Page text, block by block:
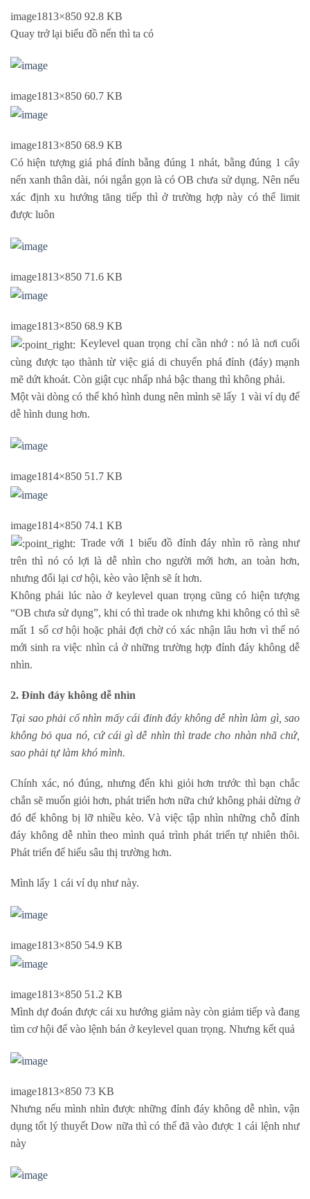
image1813×850 92.8 KB
Quay trở lại biểu đồ nến thì ta có
image1813×850 60.7 KB
image1813×850 68.9 KB
Có hiện tượng giá phá đỉnh bằng đúng 1 nhát, bằng đúng 1 cây
nến xanh thân dài, nói ngắn gọn là có OB chưa sử dụng. Nên nếu
xác định xu hướng tăng tiếp thì ở trường hợp này có thể limit
được luôn
image1813×850 71.6 KB
image1813×850 68.9 KB
Keylevel quan trọng chỉ cần nhớ : nó là nơi cuối
cùng được tạo thành từ việc giá di chuyển phá đỉnh (đáy) mạnh
mẽ dứt khoát. Còn giật cục nhấp nhả bậc thang thì không phải.
Một vài dòng có thể khó hình dung nên mình sẽ lấy 1 vài ví dụ để
dễ hình dung hơn.
image1814×850 51.7 KB
image1814×850 74.1 KB
Trade với 1 biểu đồ đỉnh đáy nhìn rõ ràng như
trên thì nó có lợi là dễ nhìn cho người mới hơn, an toàn hơn,
nhưng đổi lại cơ hội, kèo vào lệnh sẽ ít hơn.
Không phải lúc nào ở keylevel quan trọng cũng có hiện tượng
“OB chưa sử dụng”, khi có thì trade ok nhưng khi không có thì sẽ
mất 1 số cơ hội hoặc phải đợi chờ có xác nhận lâu hơn vì thế nó
mới sinh ra việc nhìn cả ở những trường hợp đỉnh đáy không dễ
nhìn.
2. Đỉnh đáy không dễ nhìn
Tại sao phải cố nhìn mấy cái đỉnh đáy không dễ nhìn làm gì, sao
không bỏ qua nó, cứ cái gì dễ nhìn thì trade cho nhàn nhã chứ,
sao phải tự làm khó mình.
Chính xác, nó đúng, nhưng đến khi giỏi hơn trước thì bạn chắc
chắn sẽ muốn giỏi hơn, phát triển hơn nữa chứ không phải dừng ở
đó để không bị lỡ nhiều kèo. Và việc tập nhìn những chỗ đỉnh
đáy không dễ nhìn theo mình quá trình phát triển tự nhiên thôi.
Phát triển để hiểu sâu thị trường hơn.
Mình lấy 1 cái ví dụ như này.
image1813×850 54.9 KB
image1813×850 51.2 KB
Mình dự đoán được cái xu hướng giảm này còn giảm tiếp và đang
tìm cơ hội để vào lệnh bán ở keylevel quan trọng. Nhưng kết quả
image1813×850 73 KB
Nhưng nếu mình nhìn được những đỉnh đáy không dễ nhìn, vận
dụng tốt lý thuyết Dow nữa thì có thể đã vào được 1 cái lệnh như
này